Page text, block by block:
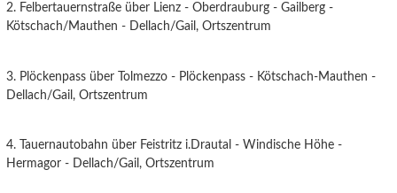
2. Felbertauernstraße über Lienz - Oberdrauburg - Gailberg -
Kötschach/Mauthen - Dellach/Gail, Ortszentrum
3. Plöckenpass über Tolmezzo - Plöckenpass - Kötschach-Mauthen -
Dellach/Gail, Ortszentrum
4. Tauernautobahn über Feistritz i.Drautal - Windische Höhe -
Hermagor - Dellach/Gail, Ortszentrum